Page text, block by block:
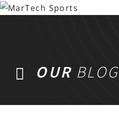
OUR BLOG